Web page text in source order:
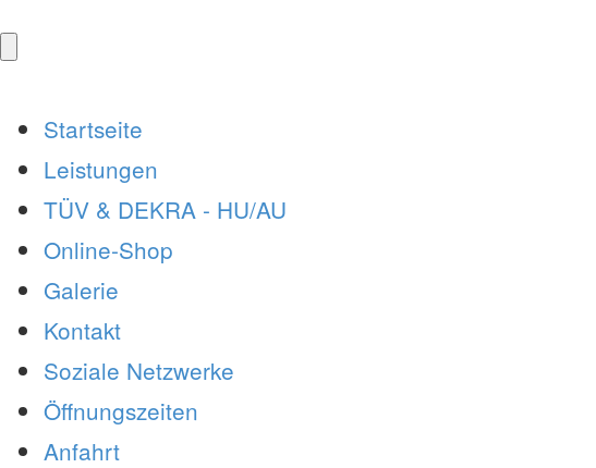
Startseite
Leistungen
TÜV & DEKRA - HU/AU
Online-Shop
Galerie
Kontakt
Soziale Netzwerke
Öffnungszeiten
Anfahrt